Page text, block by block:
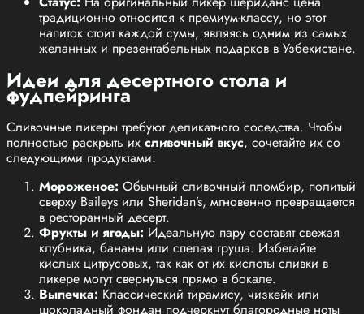
традиционно относится к премиум-классу, но этот
напиток стоит каждой сумы, являясь одним из самых
желанных и презентабельных подарков в Узбекистане.
Идеи для десертного стола и
фудпейринга
Сливочные ликеры требуют деликатного соседства. Чтобы
полностью раскрыть их сливочный вкус, сочетайте их со
следующими продуктами:
Мороженое: Обычный сливочный пломбир, политый
сверху Baileys или Sheridan’s, мгновенно превращается
в ресторанный десерт.
Фрукты и ягоды: Идеальную пару составят свежая
клубника, бананы или спелая груша. Избегайте
кислых цитрусовых, так как от их кислоты сливки в
ликере могут свернуться прямо в бокале.
Выпечка: Классический тирамису, чизкейк или
шоколадный фондан подчеркнут благородные ноты